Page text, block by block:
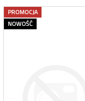
PROMOCJA
NOWOŚĆ